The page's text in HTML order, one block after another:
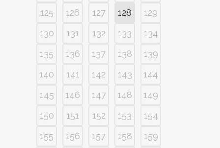
125
126 127 128
129
130
131 132 133
134
135
136 137 138
139
140
141 142 143
144
145
146 147 148
149
150
151 152 153
154
155
156 157 158
159